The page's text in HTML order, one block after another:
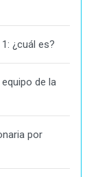
¿cuál es?
de la
por